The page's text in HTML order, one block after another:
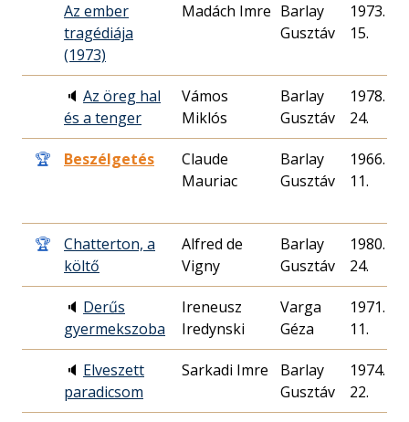
Az ember
tragédiája
(1973)
Madách Imre Barlay
Gusztáv
1973. 01.
15.
🔈 Az öreg hal
és a tenger
Vámos
Miklós
Barlay
Gusztáv
1978. 04.
24.
🏆 Beszélgetés
Claude
Mauriac
Barlay
Gusztáv
1966. 04.
11.
🏆
Chatterton, a
költő
Alfred de
Vigny
Barlay
Gusztáv
1980. 05.
24.
🔈 Derűs
gyermekszoba
Ireneusz
Iredynski
Varga
Géza
1971. 10.
11.
🔈 Elveszett
paradicsom
Sarkadi Imre
Barlay
Gusztáv
1974. 04.
22.